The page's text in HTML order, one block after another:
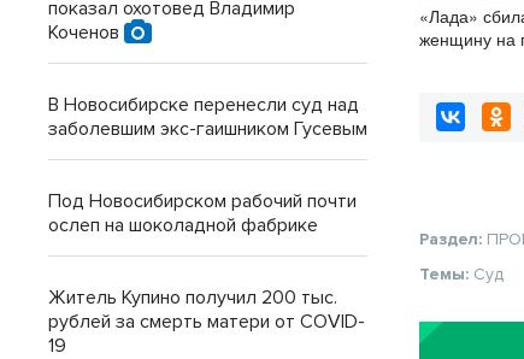
«Лада»
женщину на
Раздел:
Темы: Суд
показал охотовед Владимир
Коченов
В Новосибирске перенесли суд над
заболевшим экс-гаишником Гусевым
Под Новосибирском рабочий почти
ослеп на шоколадной фабрике
Житель Купино получил 200 тыс.
рублей за смерть матери от COVID-
19